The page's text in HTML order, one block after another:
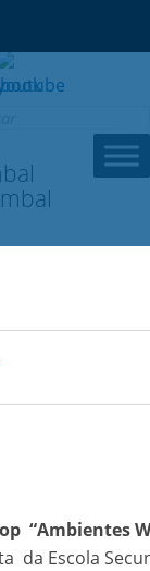
“Ambientes
da Escola